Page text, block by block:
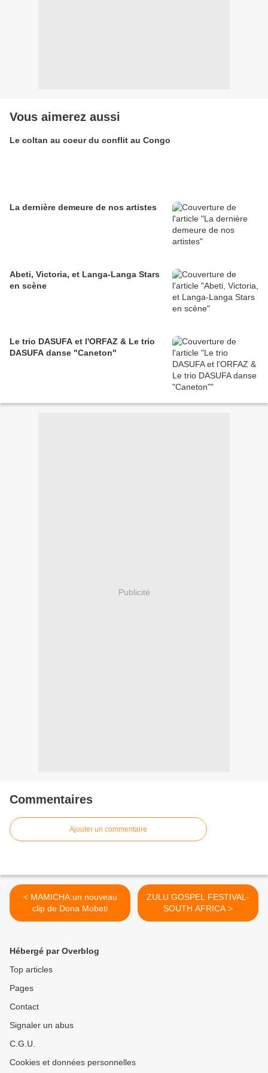
Vous aimerez aussi
Le coltan au coeur du conflit au Congo
La dernière demeure de nos artistes
Abeti, Victoria, et Langa-Langa Stars
en scène
Le trio DASUFA et l'ORFAZ & Le trio
DASUFA danse "Caneton"
Publicité
Commentaires
Ajouter un commentaire
< MAMICHA:un nouveau
clip de Dona Mobeti
ZULU GOSPEL FESTIVAL-
SOUTH AFRICA >
Hébergé par Overblog
Top articles
Pages
Contact
Signaler un abus
C.G.U.
Cookies et données personnelles